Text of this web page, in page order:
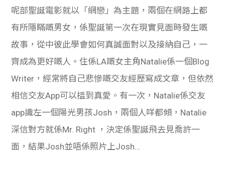
呢部聖誕電影就以「網戀」為主題，兩個在網路上都
有所隱瞞嘅男女，係聖誕第一次在現實見面時發生嘅
故事，從中彼此學會如何真誠面對以及接納自己，一
齊成為更好嘅人。住係LA嘅女主角Natalie係一個Blog
Writer，經常將自己悲慘嘅交友經歷寫成文章，但依然
相信交友App可以搵到真愛。有一次，Natalie係交友
app識左一個陽光男孩Josh，兩個人咩都傾，Natalie
深信對方就係Mr. Right ，決定係聖誕飛去見喬許一
面，結果Josh並唔係照片上Josh…